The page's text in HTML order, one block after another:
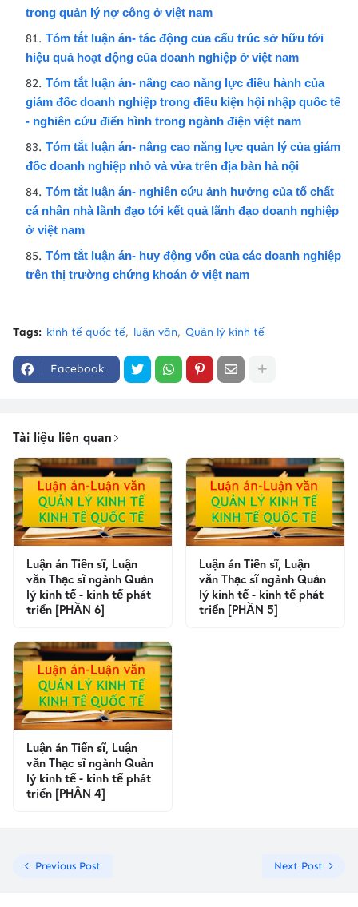
trong quản lý nợ công ở việt nam
Tóm tắt luận án- tác động của cấu trúc sở hữu tới
hiệu quả hoạt động của doanh nghiệp ở việt nam
Tóm tắt luận án- nâng cao năng lực điều hành của
giám đốc doanh nghiệp trong điều kiện hội nhập quốc tế
- nghiên cứu điển hình trong ngành điện việt nam
Tóm tắt luận án- nâng cao năng lực quản lý của giám
đốc doanh nghiệp nhỏ và vừa trên địa bàn hà nội
Tóm tắt luận án- nghiên cứu ảnh hưởng của tố chất
cá nhân nhà lãnh đạo tới kết quả lãnh đạo doanh nghiệp
ở việt nam
Tóm tắt luận án- huy động vốn của các doanh nghiệp
trên thị trường chứng khoán ở việt nam
Tags: kinh tế quốc tế luận văn Quản lý kinh tế
Facebook
Tài liệu liên quan
Luận án Tiến sĩ, Luận
văn Thạc sĩ ngành Quản
lý kinh tế - kinh tế phát
triển [PHẦN 6]
Luận án Tiến sĩ, Luận
văn Thạc sĩ ngành Quản
lý kinh tế - kinh tế phát
triển [PHẦN 5]
Luận án Tiến sĩ, Luận
văn Thạc sĩ ngành Quản
lý kinh tế - kinh tế phát
triển [PHẦN 4]
Previous Post Next Post